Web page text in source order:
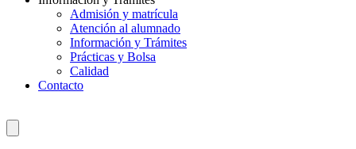
Admisión y matrícula
Atención al alumnado
Información y Trámites
Prácticas y Bolsa
Calidad
Contacto